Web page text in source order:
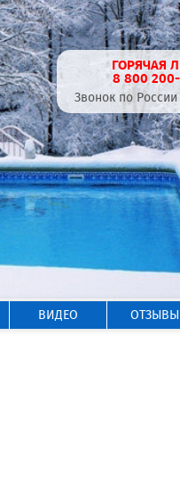
ГОРЯЧАЯ
8 800
Звонок по
ВИДЕО ОТЗЫВЫ